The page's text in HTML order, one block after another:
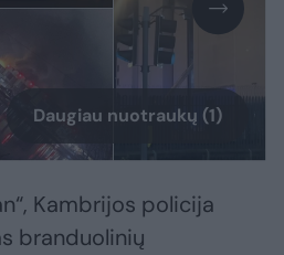
Daugiau nuotraukų (1)
Kambrijos policija
branduolinių